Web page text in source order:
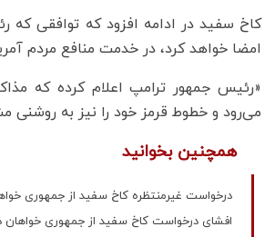
کاخ سفید در ادامه افزود که توافقی که
امضا خواهد کرد، در خدمت منافع مردم
«رئیس جمهور ترامپ اعلام کرده که
می‌رود و خطوط قرمز خود را نیز به
همچنین بخوانید
درخواست غیرمنتظره کاخ سفید از جمهوری
افشای درخواست کاخ سفید از جمهوری خواهان